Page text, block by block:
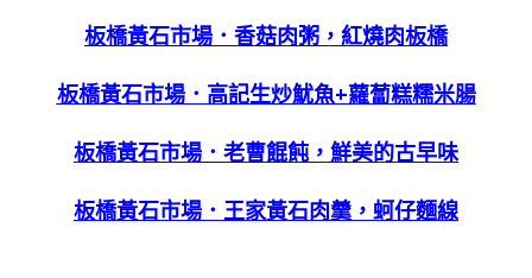
板橋黃石市場．香菇肉粥，紅燒肉板橋
板橋黃石市場．高記生炒魷魚+蘿蔔糕糯米腸
板橋黃石市場．老曹餛飩，鮮美的古早味
板橋黃石市場．王家黃石肉羹，蚵仔麵線